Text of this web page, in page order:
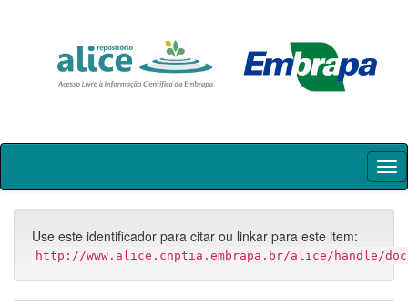
Skip
Use este identificador para citar ou linkar para este item:
http://www.alice.cnptia.embrapa.br/alice/handle/doc/